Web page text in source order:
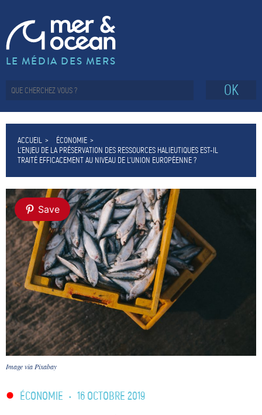
LE MÉDIA DES MERS
OK
ACCUEIL
ÉCONOMIE
L’ENJEU DE LA PRÉSERVATION DES RESSOURCES HALIEUTIQUES EST-IL
TRAITÉ EFFICACEMENT AU NIVEAU DE L’UNION EUROPÉENNE ?
Save
Image via Pixabay
ÉCONOMIE • 16 OCTOBRE 2019